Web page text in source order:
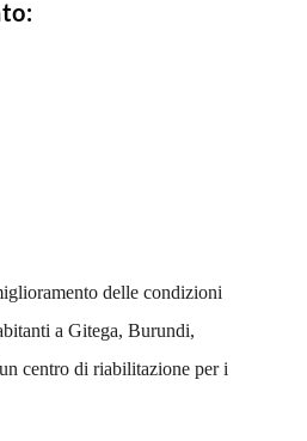
delle condizioni
a Gitega, Burundi,
centro di riabilitazione per i